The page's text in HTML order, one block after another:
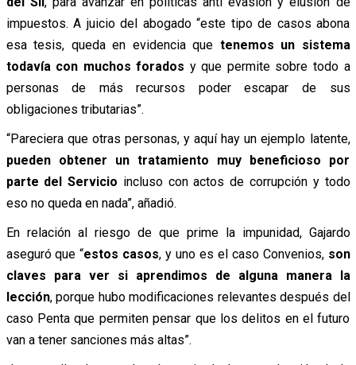
impuestos. A juicio del abogado “este tipo de casos abona
esa tesis, queda en evidencia que tenemos un sistema
todavía con muchos forados y que permite sobre todo a
personas de más recursos poder escapar de sus
obligaciones tributarias”.
“Pareciera que otras personas, y aquí hay un ejemplo latente,
pueden obtener un tratamiento muy beneficioso por
parte del Servicio incluso con actos de corrupción y todo
eso no queda en nada”, añadió.
En relación al riesgo de que prime la impunidad, Gajardo
aseguró que “estos casos, y uno es el caso Convenios, son
claves para ver si aprendimos de alguna manera la
lección, porque hubo modificaciones relevantes después del
caso Penta que permiten pensar que los delitos en el futuro
van a tener sanciones más altas”.